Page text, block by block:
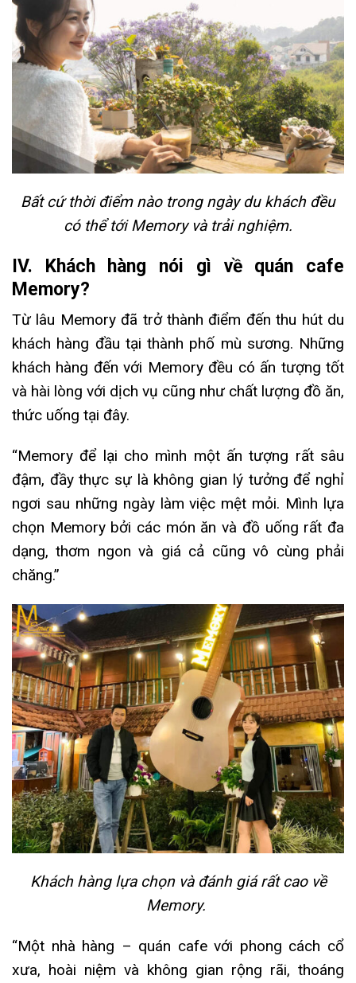
Bất cứ thời điểm nào trong ngày du khách đều
có thể tới Memory và trải nghiệm.
IV. Khách hàng nói gì về quán cafe
Memory?
Từ lâu Memory đã trở thành điểm đến thu hút du
khách hàng đầu tại thành phố mù sương. Những
khách hàng đến với Memory đều có ấn tượng tốt
và hài lòng với dịch vụ cũng như chất lượng đồ ăn,
thức uống tại đây.
“Memory để lại cho mình một ấn tượng rất sâu
đậm, đầy thực sự là không gian lý tưởng để nghỉ
ngơi sau những ngày làm việc mệt mỏi. Mình lựa
chọn Memory bởi các món ăn và đồ uống rất đa
dạng, thơm ngon và giá cả cũng vô cùng phải
chăng.”
Khách hàng lựa chọn và đánh giá rất cao về
Memory.
“Một nhà hàng – quán cafe với phong cách cổ
xưa, hoài niệm và không gian rộng rãi, thoáng